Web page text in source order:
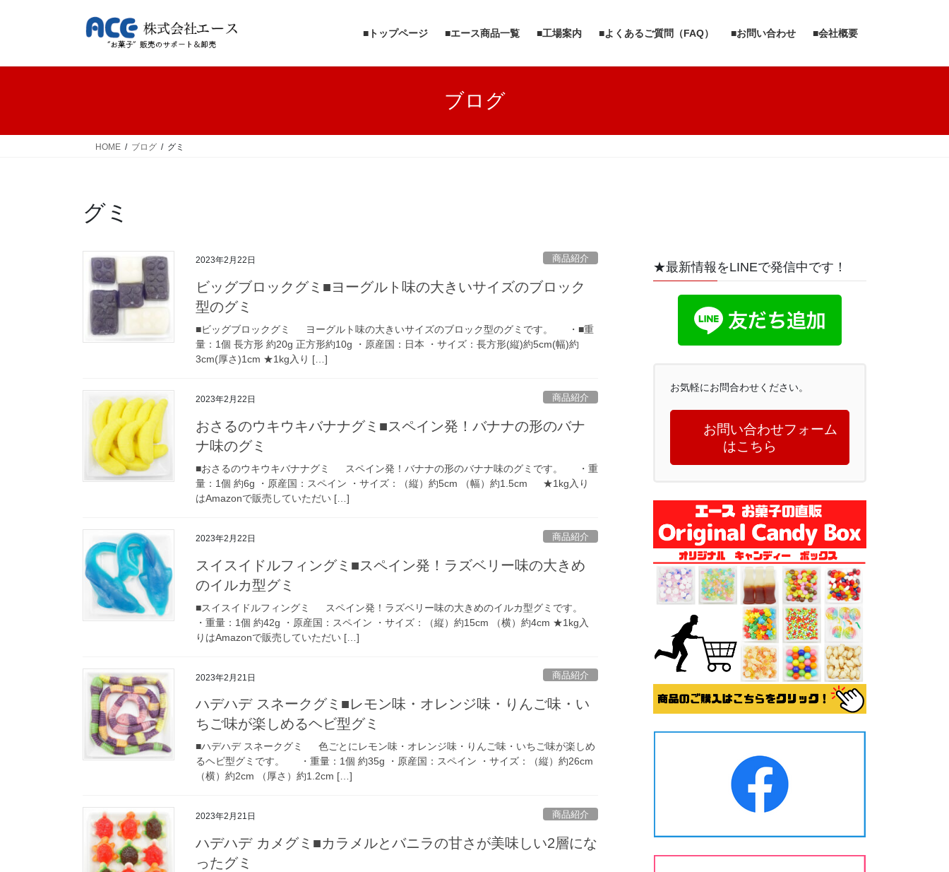
■トップページ ■エース商品一覧 ■工場案内 ■よくあるご質問（FAQ） ■お問い合わせ ■会社概要
ブログ
HOME ブログ グミ
グミ
2023年2月22日 商品紹介
ビッグブロックグミ■ヨーグルト味の大きいサイズのブロック
型のグミ
■ビッグブロックグミ ヨーグルト味の大きいサイズのブロック型のグミです。 ・■重
量：1個 長方形 約20g 正方形約10g ・原産国：日本 ・サイズ：長方形(縦)約5cm(幅)約
3cm(厚さ)1cm ★1kg入り […]
2023年2月22日 商品紹介
おさるのウキウキバナナグミ■スペイン発！バナナの形のバナ
ナ味のグミ
■おさるのウキウキバナナグミ スペイン発！バナナの形のバナナ味のグミです。 ・重
量：1個 約6g ・原産国：スペイン ・サイズ：（縦）約5cm （幅）約1.5cm ★1kg入り
はAmazonで販売していただい […]
2023年2月22日 商品紹介
スイスイドルフィングミ■スペイン発！ラズベリー味の大きめ
のイルカ型グミ
■スイスイドルフィングミ スペイン発！ラズベリー味の大きめのイルカ型グミです。
・重量：1個 約42g ・原産国：スペイン ・サイズ：（縦）約15cm （横）約4cm ★1kg入
りはAmazonで販売していただい […]
2023年2月21日 商品紹介
ハデハデ スネークグミ■レモン味・オレンジ味・りんご味・い
ちご味が楽しめるヘビ型グミ
■ハデハデ スネークグミ 色ごとにレモン味・オレンジ味・りんご味・いちご味が楽しめ
るヘビ型グミです。 ・重量：1個 約35g ・原産国：スペイン ・サイズ：（縦）約26cm
（横）約2cm （厚さ）約1.2cm […]
2023年2月21日 商品紹介
ハデハデ カメグミ■カラメルとバニラの甘さが美味しい2層にな
ったグミ
★最新情報をLINEで発信中です！
お気軽にお問合わせください。
お問い合わせフォーム
はこちら